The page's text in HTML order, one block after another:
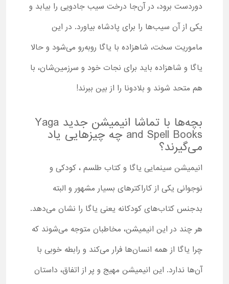
دوردست برود، در آن‌جا درخت سیب جادویی را بیابد و
یکی از آن سیب‌ها را برای پادشاه بیاورد. در این
ماموریت سخت، شاهزاده با یاگا روبه‌رو می‌شود و حالا
یاگا و شاهزاده باید برای نجات خود و سرزمین‌شان، با
هم متحد شوند و بلادونا را از بین ببرند!
بچه‌ها با تماشا انیمیشن جدید Yaga
and Spell Books چه چیزهایی یاد
می‌گیرند؟
انیمیشن سینمایی یاگا و کتاب طلسم ، کودکی و
نوجوانی یکی از کاراکترهای بسیار مشهور و البته
بدجنس کتاب‌های کودکانه یعنی یاگا را نشان می‌دهد.
هر چند در این انیمیشن، مخاطبان متوجه می‌شوند که
چرا یاگا از همه انسان‌ها فرار می‌کند و رابطه خوبی با
آن‌ها ندارد. این انیمیشن مهیج و پر از اتفاق، داستان